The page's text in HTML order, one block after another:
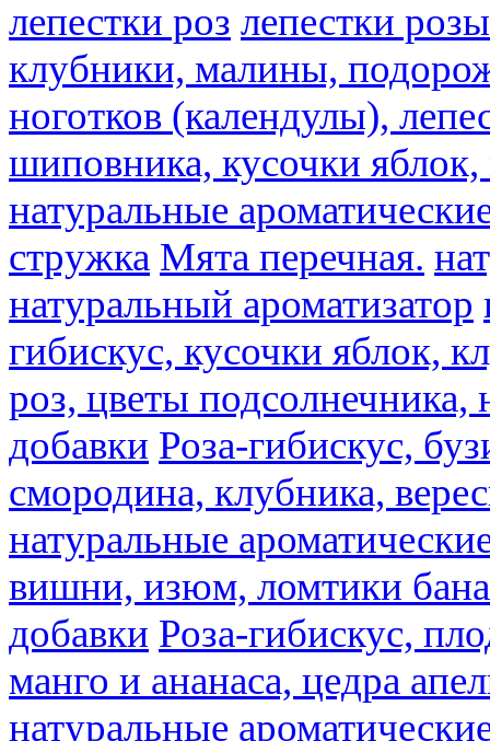
лепестки роз лепестки розы
клубники, малины,
ноготков (календулы),
шиповника, кусочки
натуральные
стружка Мята перечная.
натуральный ароматизатор
гибискус, кусочки яблок,
роз, цветы подсолнечника,
добавки Роза-гибискус,
смородина, клубника,
натуральные
вишни, изюм, ломтики
добавки Роза-гибискус,
манго и ананаса, цедра
натуральные